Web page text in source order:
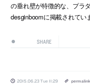
の垂れ壁が特徴的な、プラ
desginboomに掲載されてい
SHARE
2015.06.23 Tue 11:29 permalink